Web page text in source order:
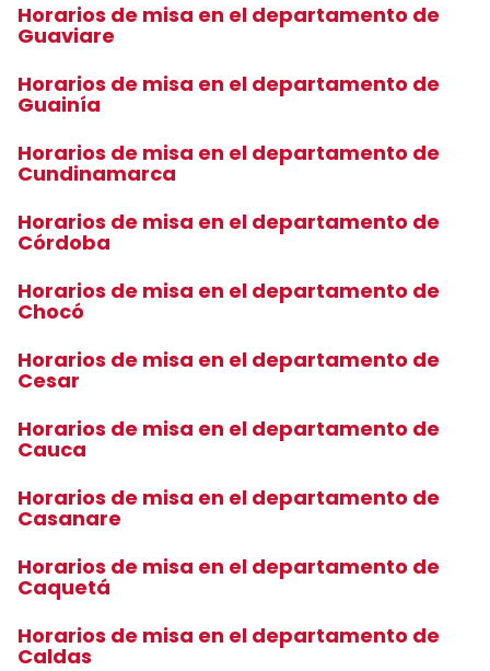
Horarios de misa en el departamento de
Guaviare
Horarios de misa en el departamento de
Guainía
Horarios de misa en el departamento de
Cundinamarca
Horarios de misa en el departamento de
Córdoba
Horarios de misa en el departamento de
Chocó
Horarios de misa en el departamento de
Cesar
Horarios de misa en el departamento de
Cauca
Horarios de misa en el departamento de
Casanare
Horarios de misa en el departamento de
Caquetá
Horarios de misa en el departamento de
Caldas